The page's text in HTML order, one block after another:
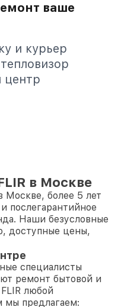
ваше
и курьер
центр
в Москве
более 5 лет
послегарантийное
Наши безусловные
доступные цены,
специалисты
ремонт бытовой и
любой
мы предлагаем: